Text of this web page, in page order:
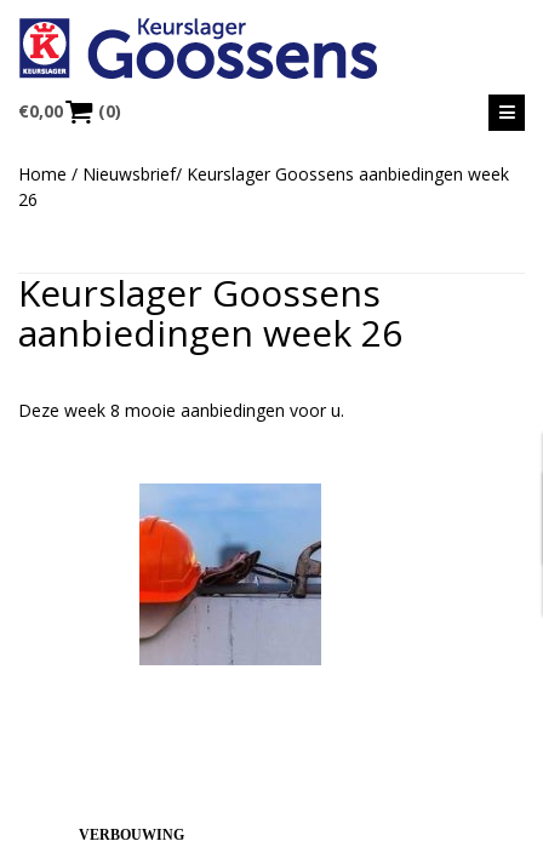
€0,00 (0)
Home / Nieuwsbrief/ Keurslager Goossens aanbiedingen week
26
Keurslager Goossens
aanbiedingen week 26
Deze week 8 mooie aanbiedingen voor u.
VERBOUWING